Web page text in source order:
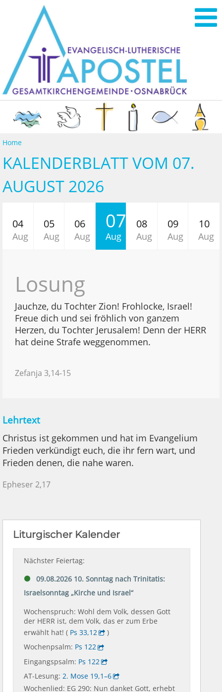
Home
KALENDERBLATT VOM 07.
AUGUST 2026
04
Aug
05
Aug
06
Aug
07
Aug
08
Aug
09
Aug
10
Aug
Losung
Jauchze, du Tochter Zion! Frohlocke, Israel!
Freue dich und sei fröhlich von ganzem
Herzen, du Tochter Jerusalem! Denn der HERR
hat deine Strafe weggenommen.
Zefanja 3,14-15
Lehrtext
Christus ist gekommen und hat im Evangelium
Frieden verkündigt euch, die ihr fern wart, und
Frieden denen, die nahe waren.
Epheser 2,17